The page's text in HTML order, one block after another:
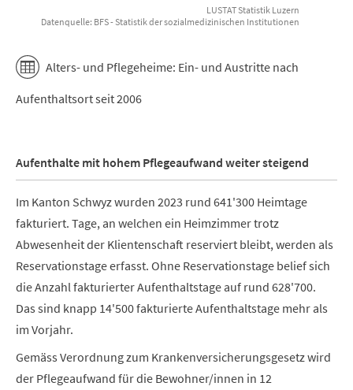
LUSTAT Statistik Luzern
Datenquelle: BFS - Statistik der sozialmedizinischen Institutionen
Alters- und Pflegeheime: Ein- und Austritte nach
Aufenthaltsort seit 2006
Aufenthalte mit hohem Pflegeaufwand weiter steigend
Im Kanton Schwyz wurden 2023 rund 641'300 Heimtage
fakturiert. Tage, an welchen ein Heimzimmer trotz
Abwesenheit der Klientenschaft reserviert bleibt, werden als
Reservationstage erfasst. Ohne Reservationstage belief sich
die Anzahl fakturierter Aufenthaltstage auf rund 628'700.
Das sind knapp 14'500 fakturierte Aufenthaltstage mehr als
im Vorjahr.
Gemäss Verordnung zum Krankenversicherungsgesetz wird
der Pflegeaufwand für die Bewohner/innen in 12